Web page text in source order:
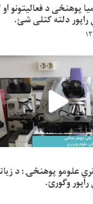
پوهنځی د فعالیتونو او
دلته کتلی شئ.
علومو پوهنځۍ: د
راپور وګورئ.